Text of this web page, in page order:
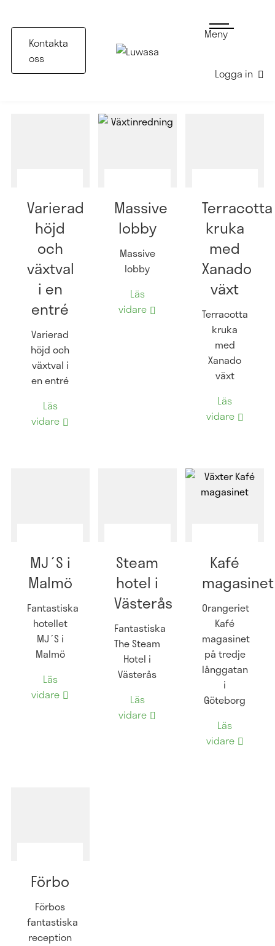
Kontakta
oss
Meny
Logga in
Varierad
höjd
och
växtval
i en
entré
Varierad
höjd och
växtval i
en entré
Läs
vidare
Massive
lobby
Massive
lobby
Läs
vidare
Terracotta
kruka
med
Xanado
växt
Terracotta
kruka
med
Xanado
växt
Läs
vidare
MJ´S i
Malmö
Fantastiska
hotellet
MJ´S i
Malmö
Läs
vidare
Steam
hotel i
Västerås
Fantastiska
The Steam
Hotel i
Västerås
Läs
vidare
Kafé
magasinet
Orangeriet
Kafé
magasinet
på tredje
långgatan
i
Göteborg
Läs
vidare
Förbo
Förbos
fantastiska
reception